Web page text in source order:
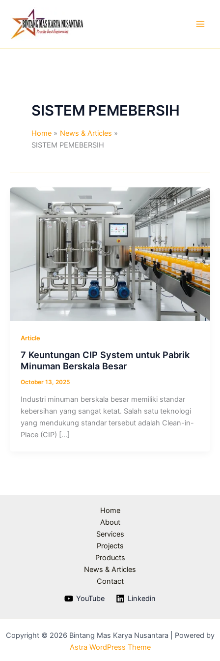
content
SISTEM PEMEBERSIH
Home
News & Articles
SISTEM PEMEBERSIH
Article
7 Keuntungan CIP System untuk Pabrik
Minuman Berskala Besar
October 13, 2025
Industri minuman berskala besar memiliki standar
kebersihan yang sangat ketat. Salah satu teknologi
yang mendukung standar tersebut adalah Clean-in-
Place (CIP) […]
Home
About
Services
Projects
Products
News & Articles
Contact
YouTube
Linkedin
Copyright © 2026 Bintang Mas Karya Nusantara | Powered by
Astra WordPress Theme